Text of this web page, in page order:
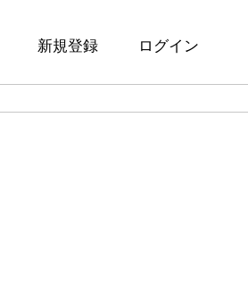
新規登録 ログイン